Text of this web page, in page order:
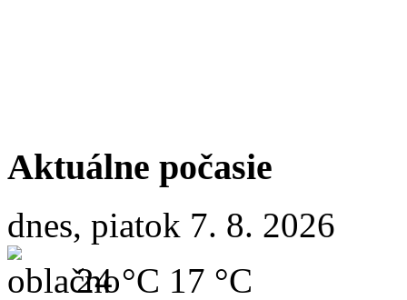
Aktuálne počasie
dnes, piatok 7. 8. 2026
24 °C 17 °C